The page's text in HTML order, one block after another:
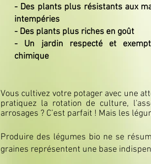
- Des plants plus résistants aux
intempéries
- Des plants plus riches en goût
- Un jardin respecté et
chimique
Vous cultivez votre potager avec une
pratiquez la rotation de culture,
arrosages ? C’est parfait ! Mais les
Produire des légumes bio ne se
graines représentent une base